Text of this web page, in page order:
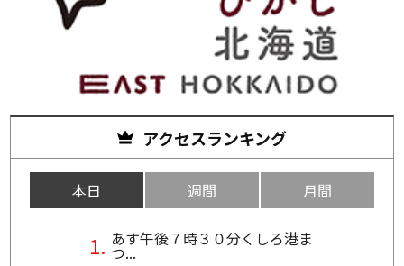
アクセスランキング
本日 週間 月間
あす午後７時３０分くしろ港ま
つ...